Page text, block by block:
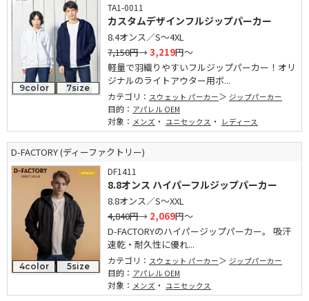
9color 7size
TA1-0011
カスタムデザインフルジップパーカー
8.4オンス／S～4XL
7,150円→3,219円～
軽量で羽織りやすいフルジップパーカー！オリ
ジナルのライトアウター用ボ...
カテゴリ： スウェット パーカー ジップパーカー
目的： アパレル OEM
対象： メンズ ・ ユニセックス ・ レディース
D-FACTORY (ディーファクトリー)
4color 5size
DF1411
8.8オンス ハイパーフルジップパーカー
8.8オンス／S～XXL
4,840円→ 2,069円～
D-FACTORYのハイパージップパーカー。 吸汗
速乾・耐久性に優れ...
カテゴリ： スウェット パーカー ジップパーカー
目的： アパレル OEM
対象： メンズ ・ ユニセックス